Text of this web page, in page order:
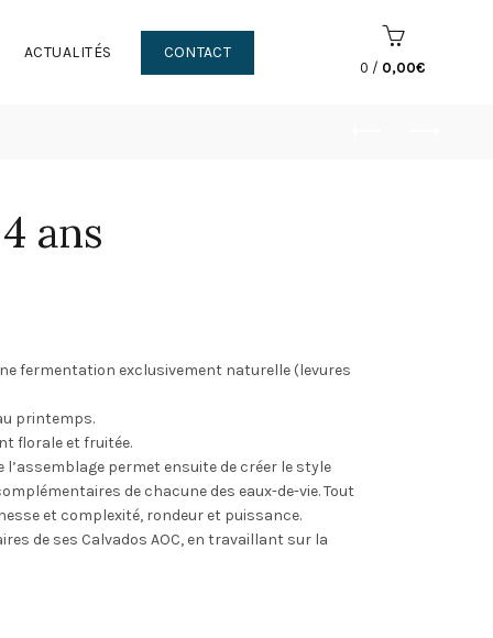
ACTUALITÉS CONTACT
0 / 0,00€
ans
fermentation exclusivement naturelle (levures
printemps.
florale et fruitée.
l’assemblage permet ensuite de créer le style
de chacune des eaux-de-vie. Tout
et complexité, rondeur et puissance.
de ses Calvados AOC, en travaillant sur la